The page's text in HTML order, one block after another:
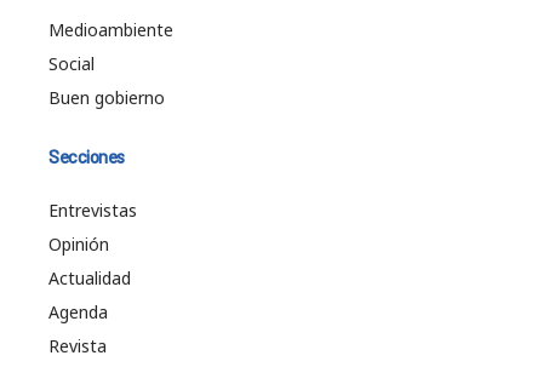
Medioambiente
Social
Buen gobierno
Secciones
Entrevistas
Opinión
Actualidad
Agenda
Revista